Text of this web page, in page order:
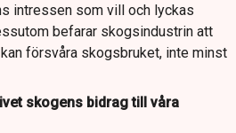
intressen som vill och lyckas
befarar skogsindustrin att
försvåra skogsbruket, inte minst
skogens bidrag till våra